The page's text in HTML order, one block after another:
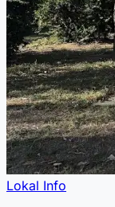
Lokal Info